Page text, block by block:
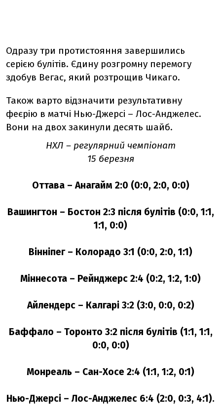
Одразу три протистояння завершились
серією булітів. Єдину розгромну перемогу
здобув Вегас, який розтрощив Чикаго.
Також варто відзначити результативну
феєрію в матчі Нью-Джерсі – Лос-Анджелес.
Вони на двох закинули десять шайб.
НХЛ – регулярний чемпіонат
15 березня
Оттава – Анагайм 2:0 (0:0, 2:0, 0:0)
Вашингтон – Бостон 2:3 після булітів (0:0, 1:1,
1:1, 0:0)
Вінніпег – Колорадо 3:1 (0:0, 2:0, 1:1)
Міннесота – Рейнджерс 2:4 (0:2, 1:2, 1:0)
Айлендерс – Калгарі 3:2 (3:0, 0:0, 0:2)
Баффало – Торонто 3:2 після булітів (1:1, 1:1,
0:0, 0:0)
Монреаль – Сан-Хосе 2:4 (1:1, 1:2, 0:1)
Нью-Джерсі – Лос-Анджелес 6:4 (2:0, 0:3, 4:1).